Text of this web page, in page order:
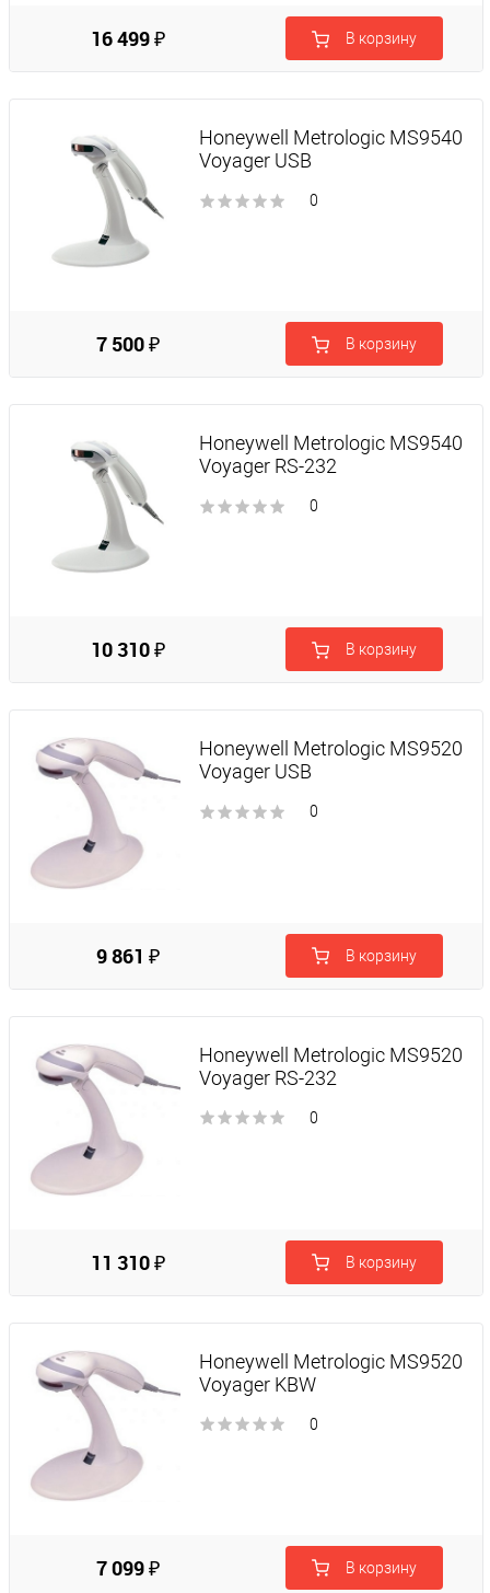
16 499 ₽ В корзину
Honeywell Metrologic MS9540
Voyager USB
0
7 500 ₽ В корзину
Honeywell Metrologic MS9540
Voyager RS-232
0
10 310 ₽ В корзину
Honeywell Metrologic MS9520
Voyager USB
0
9 861 ₽ В корзину
Honeywell Metrologic MS9520
Voyager RS-232
0
11 310 ₽ В корзину
Honeywell Metrologic MS9520
Voyager KBW
0
7 099 ₽ В корзину